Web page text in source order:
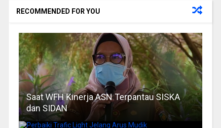
RECOMMENDED FOR YOU
Saat WFH Kinerja ASN Terpantau SISKA
dan SIDAN